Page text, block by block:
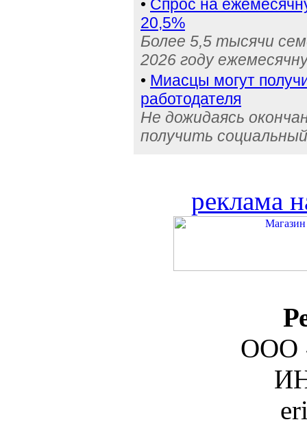
• Спрос на
20,5%
Более 5,5 тысячи
2026 году
• Миасцы могут
работодателя
Не дожидаясь
получить
реклама
ООО